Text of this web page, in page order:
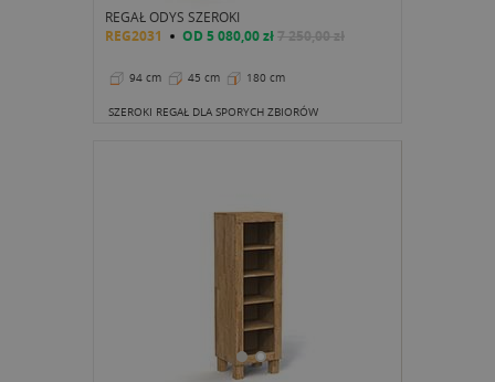
REGAŁ ODYS SZEROKI
REG2031 OD 5 080,00 zł7 250,00 zł
94 cm 45 cm 180 cm
SZEROKI REGAŁ DLA SPORYCH ZBIORÓW